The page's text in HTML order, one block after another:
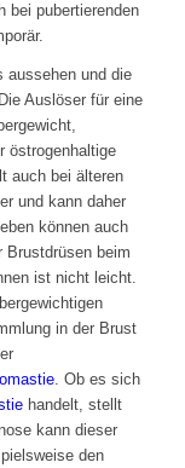
bei pubertierenden
aussehen und die
Auslöser für eine
östrogenhaltige
auch bei älteren
und kann daher
können auch
Brustdrüsen beim
ist nicht leicht.
in der Brust
. Ob es sich
handelt, stellt
kann dieser
den